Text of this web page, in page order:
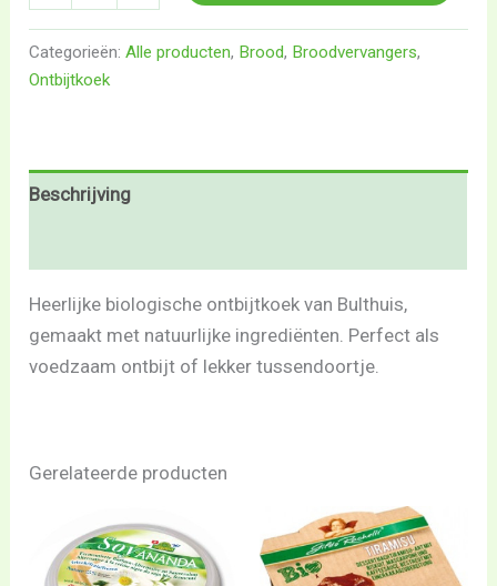
Categorieën:Alle producten, Brood, Broodvervangers,
Ontbijtkoek
Beschrijving
Heerlijke biologische ontbijtkoek van Bulthuis,
gemaakt met natuurlijke ingrediënten. Perfect als
voedzaam ontbijt of lekker tussendoortje.
Gerelateerde producten